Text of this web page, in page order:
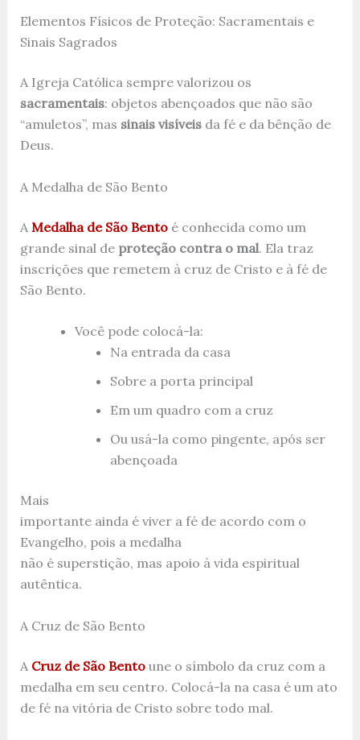
Elementos Físicos de Proteção: Sacramentais e
Sinais Sagrados
A Igreja Católica sempre valorizou os
sacramentais: objetos abençoados que não são
“amuletos”, mas sinais visíveisda fé e da bênção de
Deus.
A Medalha de São Bento
A Medalha de São Bentoé conhecida como um
grande sinal de proteção contra o mal. Ela traz
inscrições que remetem à cruz de Cristo e à fé de
São Bento.
Você pode colocá-la:
Na entrada da casa
Sobre a porta principal
Em um quadro com a cruz
Ou usá-la como pingente, após ser
abençoada
Mais
importante ainda é viver a fé de acordo com o
Evangelho, pois a medalha
não é superstição, mas apoio à vida espiritual
autêntica.
A Cruz de São Bento
A Cruz de São Bentoune o símbolo da cruz com a
medalha em seu centro. Colocá-la na casa é um ato
de fé na vitória de Cristo sobre todo mal.